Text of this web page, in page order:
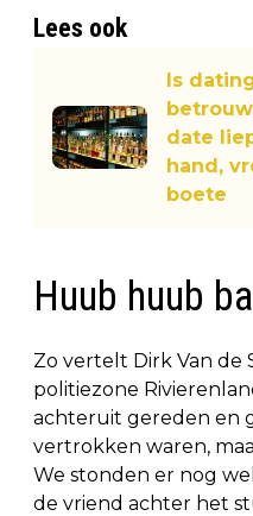
Lees ook
Is
date
hand,
boete
Huub huub
Zo vertelt Dirk Van de
politiezone
achteruit gereden en
vertrokken waren,
We stonden er nog
de vriend achter het